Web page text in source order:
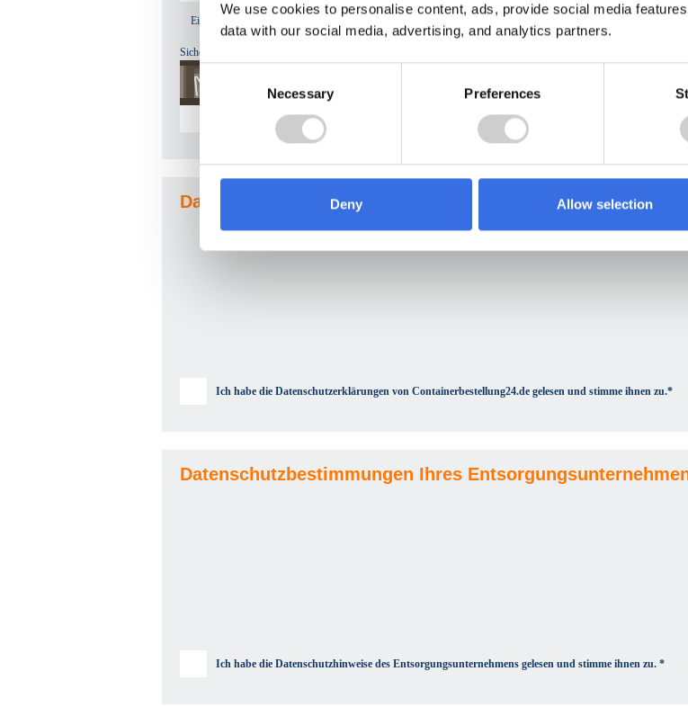
We use cookies to personalise content, ads, provide social media
data with our social media, advertising, and analytics partners.
Consent
Necessary Preferences
Deny Allow selection
Eine Notiz zu Ihrer Anfrage
Sicherheitsfrage:
Datenschutzbestimmungen von Containerbestellung24.de
Ich habe die Datenschutzerklärungen von Containerbestellung24.de gelesen und stimme ihnen zu.*
Datenschutzbestimmungen Ihres
Ich habe die Datenschutzhinweise des Entsorgungsunternehmens gelesen und stimme ihnen zu. *